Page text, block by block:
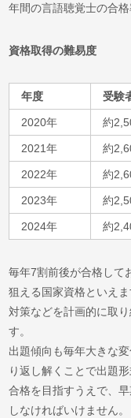
年間の言語聴覚士の合格
資格取得の難易度
年度 受験
2020年 約
2021年 約
2022年 約
2023年 約
2024年 約
毎年7割前後が合格して
狙える国家資格といえ
対策などを計画的に取
す。
出題傾向も毎年大きな
り返し解くことで出題
合格を目指すうえで、
しなければいけません。